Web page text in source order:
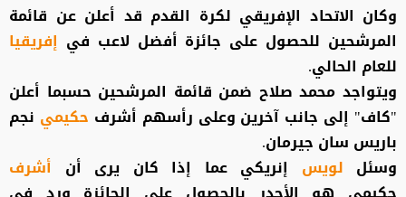
وكان الاتحاد الإفريقي لكرة القدم قد أعلن عن قائمة
المرشحين للحصول على جائزة أفضل لاعب في إفريقيا
للعام الحالي.
ويتواجد محمد صلاح ضمن قائمة المرشحين حسبما أعلن
"كاف" إلى جانب آخرين وعلى رأسهم أشرف حكيمي نجم
باريس سان جيرمان.
وسئل لويس إنريكي عما إذا كان يرى أن أشرف